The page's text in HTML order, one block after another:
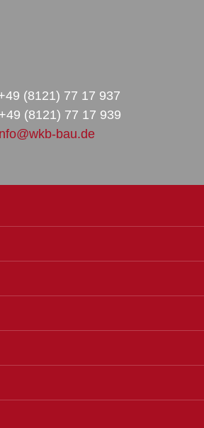
(8121) 77 17 937
(8121) 77 17 939
bau.de